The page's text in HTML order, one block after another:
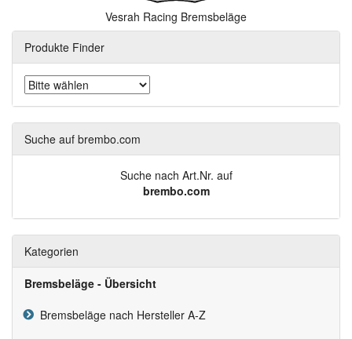
Vesrah Racing Bremsbeläge
Produkte Finder
Suche auf brembo.com
Suche nach Art.Nr. auf
brembo.com
Kategorien
Bremsbeläge - Übersicht
Bremsbeläge nach Hersteller A-Z